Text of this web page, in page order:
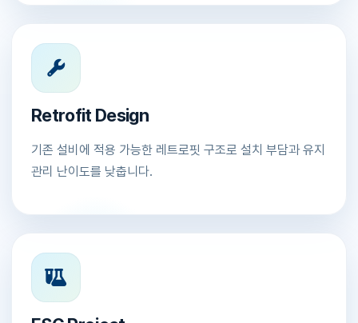
Retrofit Design
기존 설비에 적용 가능한 레트로핏 구조로 설치 부담과 유지
관리 난이도를 낮춥니다.